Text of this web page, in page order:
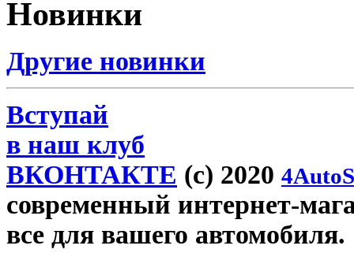
Новинки
Другие новинки
Вступай
в наш клуб
ВКОНТАКТЕ (c) 2020
современный интернет-
все для вашего автомобиля.